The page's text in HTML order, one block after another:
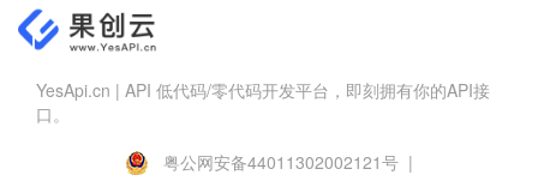
YesApi.cn | API 低代码/零代码开发平台，即刻拥有你的API接
口。
粤公网安备44011302002121号 |